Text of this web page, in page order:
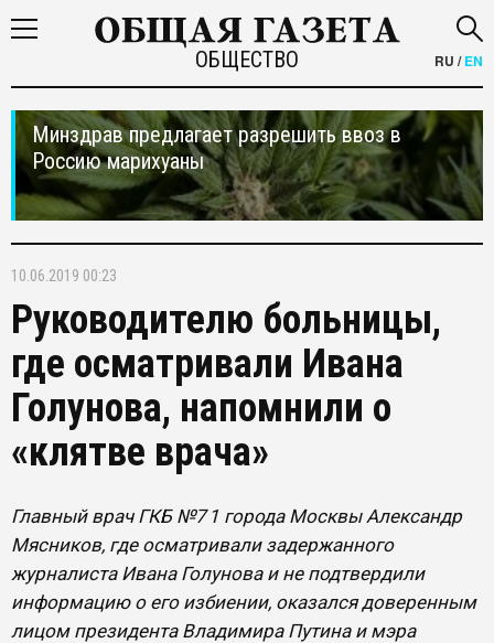
ОБЩЕСТВО RU /EN
Минздрав предлагает разрешить ввоз в
Россию марихуаны
10.06.2019 00:23
Руководителю больницы,
где осматривали Ивана
Голунова, напомнили о
«клятве врача»
Главный врач ГКБ №7 1 города Москвы Александр
Мясников, где осматривали задержанного
журналиста Ивана Голунова и не подтвердили
информацию о его избиении, оказался доверенным
лицом президента Владимира Путина и мэра